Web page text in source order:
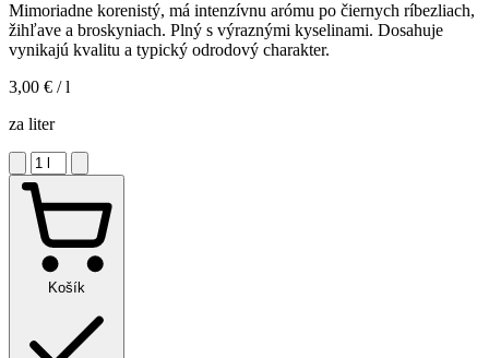
Mimoriadne korenistý, má intenzívnu arómu po čiernych ríbezliach,
žihľave a broskyniach. Plný s výraznými kyselinami. Dosahuje
vynikajú kvalitu a typický odrodový charakter.
3,00 € / l
za liter
Košík